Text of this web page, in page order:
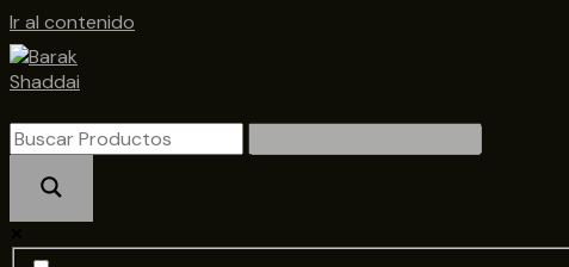
Ir al contenido